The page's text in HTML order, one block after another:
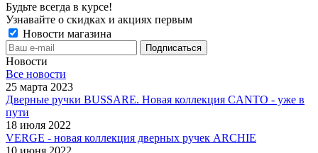
Будьте всегда в курсе!
Узнавайте о скидках и акциях первым
Новости магазина
Новости
Все новости
25 марта 2023
Дверные ручки BUSSARE. Новая коллекция CANTO - уже в
пути
18 июля 2022
VERGE - новая коллекция дверных ручек ARCHIE
10 июня 2022